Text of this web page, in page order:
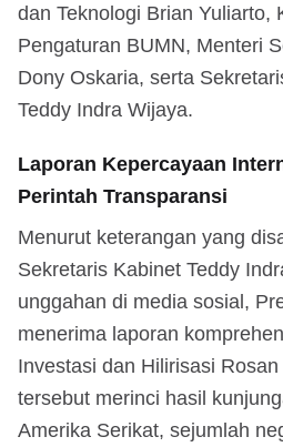
dan Teknologi Brian Yuliarto,
Pengaturan BUMN, Menteri
Dony Oskaria, serta
Teddy Indra Wijaya.
Laporan Kepercayaan
Perintah Transparansi
Menurut keterangan yang
Sekretaris Kabinet Teddy
unggahan di media sosial,
menerima laporan
Investasi dan Hilirisasi
tersebut merinci hasil
Amerika Serikat, sejumlah